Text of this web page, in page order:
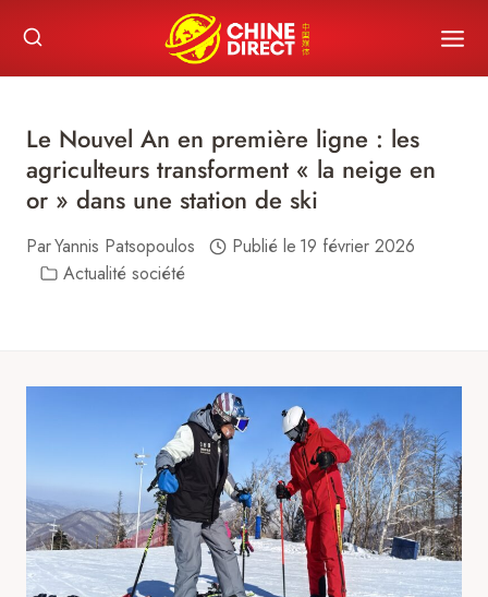
content
Le Nouvel An en première ligne : les
agriculteurs transforment « la neige en
or » dans une station de ski
ParYannis Patsopoulos Publié le 19 février 2026
Actualité société